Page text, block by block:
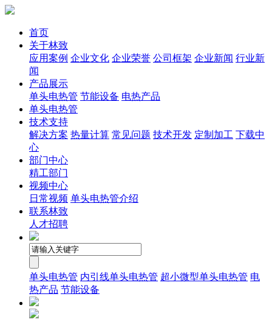
首页
关于林致
应用案例 企业文化 企业荣誉 公司框架 企业新闻 行业新
闻
产品展示
单头电热管 节能设备 电热产品
单头电热管
技术支持
解决方案 热量计算 常见问题 技术开发 定制加工 下载中
心
部门中心
精工部门
视频中心
日常视频 单头电热管介绍
联系林致
人才招聘
单头电热管 内引线单头电热管 超小微型单头电热管 电
热产品 节能设备